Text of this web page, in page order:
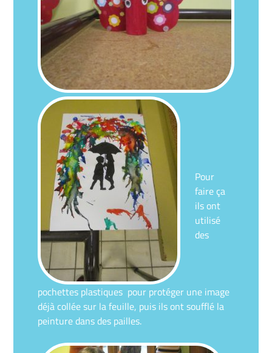
Pour
faire ça
ils ont
utilisé
des
pochettes plastiques pour protéger une image
déjà collée sur la feuille, puis ils ont soufflé la
peinture dans des pailles.